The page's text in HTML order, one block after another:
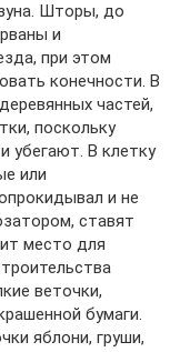
Шторы, до
и
при этом
конечности. В
частей,
поскольку
убегают. В клетку
или
и не
ставят
место для
веточки,
бумаги.
яблони, груши,